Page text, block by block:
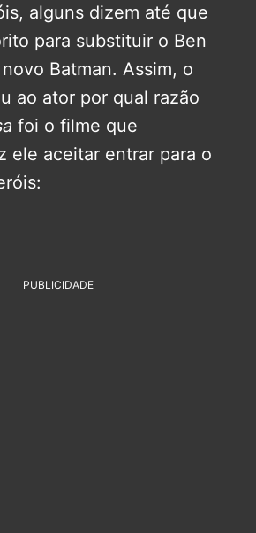
alguns dizem até que
para substituir o Ben
Batman. Assim, o
ao ator por qual razão
foi o filme que
ele aceitar entrar para o
PUBLICIDADE